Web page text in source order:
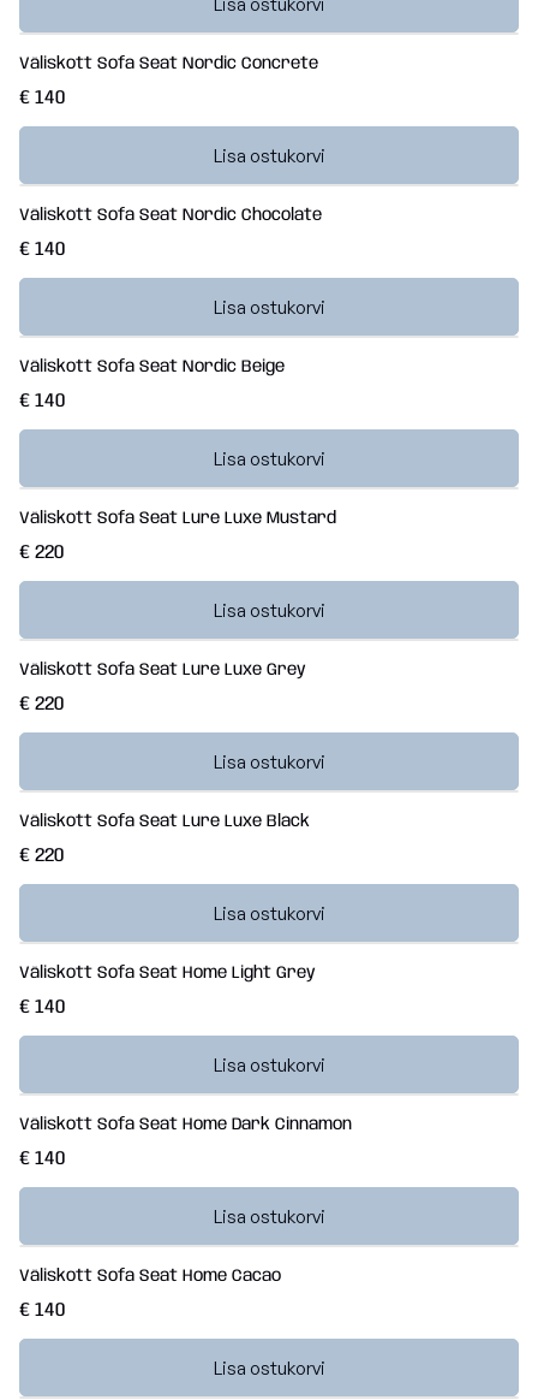
Väliskott Sofa Seat Nordic Concrete
€ 140
Lisa ostukorvi
Väliskott Sofa Seat Nordic Chocolate
€ 140
Lisa ostukorvi
Väliskott Sofa Seat Nordic Beige
€ 140
Lisa ostukorvi
Väliskott Sofa Seat Lure Luxe Mustard
€ 220
Lisa ostukorvi
Väliskott Sofa Seat Lure Luxe Grey
€ 220
Lisa ostukorvi
Väliskott Sofa Seat Lure Luxe Black
€ 220
Lisa ostukorvi
Väliskott Sofa Seat Home Light Grey
€ 140
Lisa ostukorvi
Väliskott Sofa Seat Home Dark Cinnamon
€ 140
Lisa ostukorvi
Väliskott Sofa Seat Home Cacao
€ 140
Lisa ostukorvi